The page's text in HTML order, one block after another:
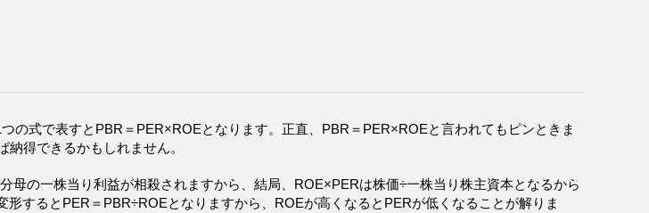
の式で表すとPBR＝PER×ROEとなります。正直、PBR＝PER×ROEと言われてもピンときま
得できるかもしれません。
母の一株当り利益が相殺されますから、結局、ROE×PERは株価÷一株当り株主資本となるから
形するとPER＝PBR÷ROEとなりますから、ROEが高くなるとPERが低くなることが解りま